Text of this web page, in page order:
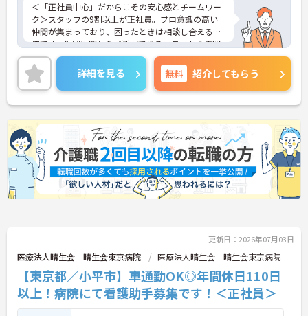
＜「正社員中心」だからこその安心感とチームワー
ク＞スタッフの9割以上が正社員。プロ意識の高い
仲間が集まっており、困ったときは相談し合える環
境です。性別に関わらず活躍できるフラットな雰囲
気があります。
＜電動自転車でラクラク移動！身体への負担を軽減
＞会社から1人1台、専用の電動自転車が支給されま
す（一部例外あり）。お客様のご自宅への移動が快
適になるだけでなく、貸与された自転車での通勤も
可能です。移動の負担を減らして元気にケアに向き
合えます。
＜頑張りがしっかり給与に反映される仕組み＞「社
員を大事にする」をモットーに、業界トップクラス
の給与水準を目指しています。賞与は年2回あり、資
格手当や土日出勤手当も充実。キャリアパスも明確
で、管理者へのステップアップなど、頑張りに応じ
詳細を見る 無料 紹介してもらう
更新日：2026年07月03日
医療法人晴生会 晴生会東京病院 医療法人晴生会 晴生会東京病院
【東京都／小平市】車通勤OK◎年間休日110日
以上！病院にて看護助手募集です！＜正社員＞